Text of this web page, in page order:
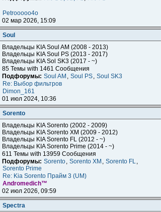
Petrooooo4o
02 мар 2026, 15:09
Soul
Владельцы KIA Soul AM (2008 - 2013)
Владельцы KIA Soul PS (2013 - 2017)
Владельцы KIA Sol SK3 (2017 - ~)
85 Темы with 1461 Сообщения
Подфорумы: Soul AM , Soul PS, Soul SK3
Re: Выбор фильтров
Dimon_161
01 июл 2024, 10:36
Sorento
Владельцы KIA Sorento (2002 - 2009)
Владельцы KIA Sorento XM (2009 - 2012)
Владельцы KIA Sorento FL (2012 - ~)
Владельцы KIA Sorento Prime (2014 - ~)
611 Темы with 13959 Сообщения
Подфорумы: Sorento, Sorento XM , Sorento FL,
Sorento Prime
Re: Kia Sorento Прайм 3 (UM)
Andromedich™
02 июл 2026, 09:59
Spectra